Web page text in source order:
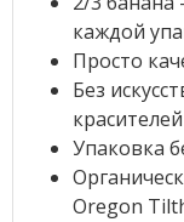
каждой
Просто
Без
красителей
Упаковка
Oregon